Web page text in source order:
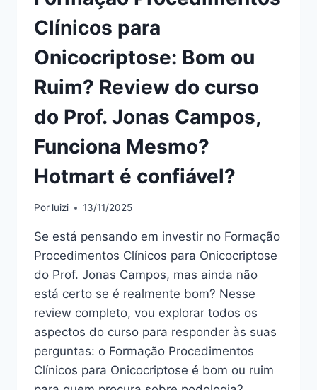
É
CONFIÁVEL?
Clínicos para
Onicocriptose: Bom ou
Ruim? Review do curso
do Prof. Jonas Campos,
Funciona Mesmo?
Hotmart é confiável?
Por luizi 13/11/2025
Se está pensando em investir no Formação
Procedimentos Clínicos para Onicocriptose
do Prof. Jonas Campos, mas ainda não
está certo se é realmente bom? Nesse
review completo, vou explorar todos os
aspectos do curso para responder às suas
perguntas: o Formação Procedimentos
Clínicos para Onicocriptose é bom ou ruim